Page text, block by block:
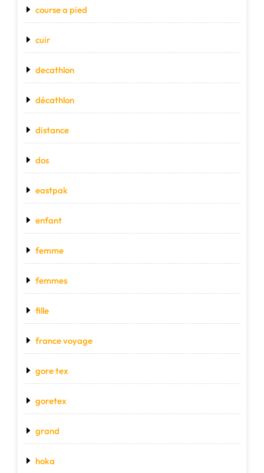
course a pied
cuir
decathlon
décathlon
distance
dos
eastpak
enfant
femme
femmes
fille
france voyage
gore tex
goretex
grand
hoka